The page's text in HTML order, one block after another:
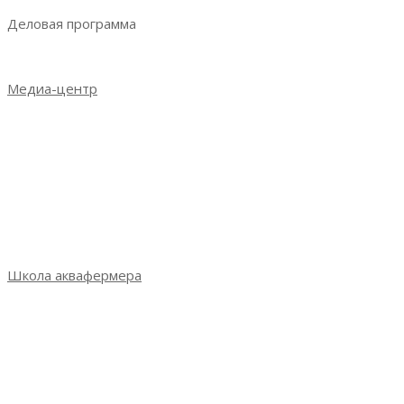
Деловая программа
Медиа-центр
Школа аквафермера